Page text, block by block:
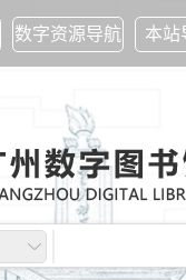
数字资源导航 本站